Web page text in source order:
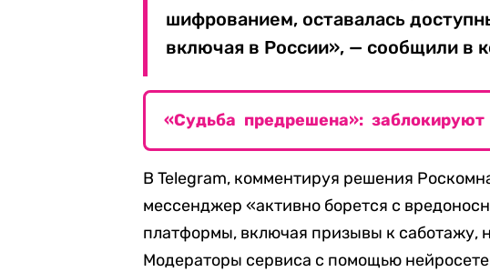
шифрованием, оставалась
включая в России», — сообщили в
«Судьба предрешена»:
В Telegram, комментируя решения
мессенджер «активно борется с
платформы, включая призывы к саботажу,
Модераторы сервиса с помощью